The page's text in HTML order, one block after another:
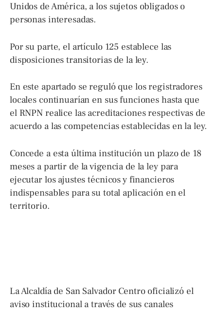
Unidos de América, a los sujetos obligados o
personas interesadas.
Por su parte, el artículo 125 establece las
disposiciones transitorias de la ley.
En este apartado se reguló que los registradores
locales continuarían en sus funciones hasta que
el RNPN realice las acreditaciones respectivas de
acuerdo a las competencias establecidas en la ley.
Concede a esta última institución un plazo de 18
meses a partir de la vigencia de la ley para
ejecutar los ajustes técnicos y financieros
indispensables para su total aplicación en el
territorio.
La Alcaldía de San Salvador Centro oficializó el
aviso institucional a través de sus canales